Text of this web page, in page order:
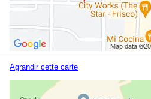
Agrandir cette carte